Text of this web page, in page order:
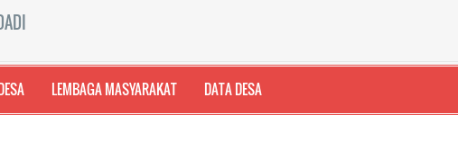
LEMBAGA MASYARAKAT DATA DESA